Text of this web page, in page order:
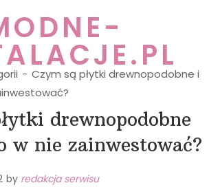
- Czym są płytki drewnopodobne i
drewnopodobne
w nie zainwestować?
by redakcja serwisu